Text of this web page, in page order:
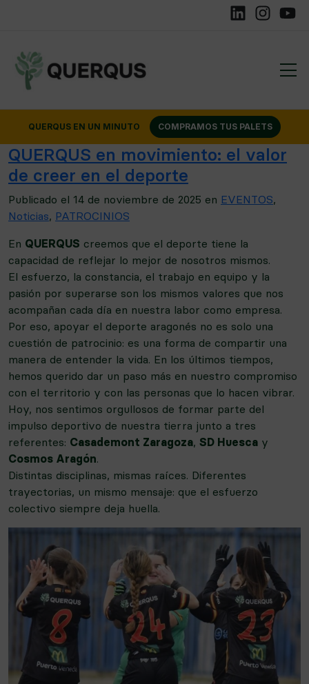
LinkedinInstagram
QUERQUS EN UN MINUTO COMPRAMOS TUS PALETS
QUERQUS en movimiento: el valor
de creer en el deporte
Publicado el 14 de noviembre de 2025 en EVENTOS,
Noticias, PATROCINIOS
En QUERQUS creemos que el deporte tiene la
capacidad de reflejar lo mejor de nosotros mismos.
El esfuerzo, la constancia, el trabajo en equipo y la
pasión por superarse son los mismos valores que nos
acompañan cada día en nuestra labor como empresa.
Por eso, apoyar el deporte aragonés no es solo una
cuestión de patrocinio: es una forma de compartir una
manera de entender la vida. En los últimos tiempos,
hemos querido dar un paso más en nuestro compromiso
con el territorio y con las personas que lo hacen vibrar.
Hoy, nos sentimos orgullosos de formar parte del
impulso deportivo de nuestra tierra junto a tres
referentes: Casademont Zaragoza, SD Huesca y
Cosmos Aragón.
Distintas disciplinas, mismas raíces. Diferentes
trayectorias, un mismo mensaje: que el esfuerzo
colectivo siempre deja huella.